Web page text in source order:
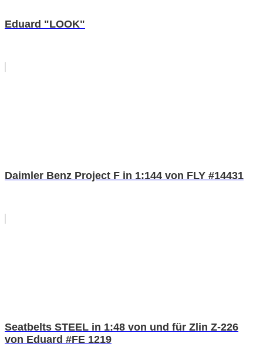
Eduard "LOOK"
Daimler Benz Project F in 1:144 von FLY #14431
Seatbelts STEEL in 1:48 von und für Zlin Z-226
von Eduard #FE 1219